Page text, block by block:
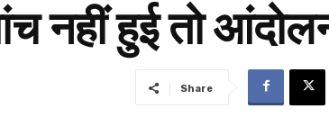
नहीं हुई तो
Share